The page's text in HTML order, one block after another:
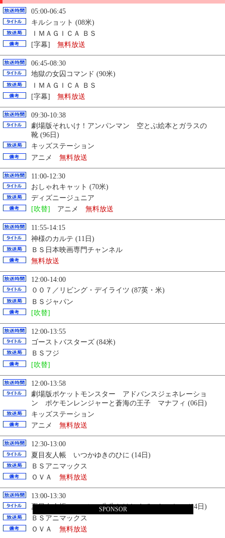
05:00-06:45
キルショット (08米)
ＩＭＡＧＩＣＡ ＢＳ
[字幕] 無料放送
06:45-08:30
地獄の女囚コマンド (90米)
ＩＭＡＧＩＣＡ ＢＳ
[字幕] 無料放送
09:30-10:38
劇場版それいけ！アンパンマン 空とぶ絵本とガラスの
靴 (96日)
キッズステーション
アニメ 無料放送
11:00-12:30
おしゃれキャット (70米)
ディズニージュニア
[吹替]
アニメ 無料放送
11:55-14:15
神様のカルテ (11日)
ＢＳ日本映画専門チャンネル
無料放送
12:00-14:00
００７／リビング・デイライツ (87英・米)
ＢＳジャパン
[吹替]
12:00-13:55
ゴーストバスターズ (84米)
ＢＳフジ
[吹替]
12:00-13:58
劇場版ポケットモンスター アドバンスジェネレーショ
ン ポケモンレンジャーと蒼海の王子 マナフィ (06日)
キッズステーション
アニメ 無料放送
12:30-13:00
夏目友人帳 いつかゆきのひに (14日)
ＢＳアニマックス
ＯＶＡ 無料放送
13:00-13:30
夏目友人帳 ニャンコ先生とはじめてのおつかい (14日)
ＢＳアニマックス
ＯＶＡ 無料放送
SPONSOR